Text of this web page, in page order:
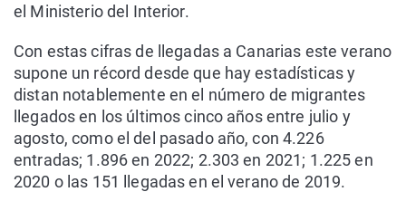
el Ministerio del Interior.
Con estas cifras de llegadas a Canarias este verano
supone un récord desde que hay estadísticas y
distan notablemente en el número de migrantes
llegados en los últimos cinco años entre julio y
agosto, como el del pasado año, con 4.226
entradas; 1.896 en 2022; 2.303 en 2021; 1.225 en
2020 o las 151 llegadas en el verano de 2019.